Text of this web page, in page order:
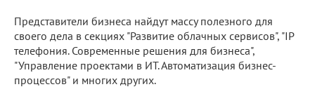
Представители бизнеса найдут массу полезного для
своего дела в секциях "Развитие облачных сервисов", "IP
телефония. Современные решения для бизнеса",
"Управление проектами в ИТ. Автоматизация бизнес-
процессов" и многих других.